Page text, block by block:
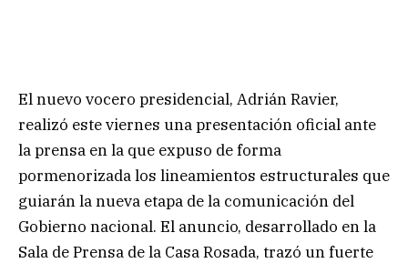
El nuevo vocero presidencial, Adrián Ravier,
realizó este viernes una presentación oficial ante
la prensa en la que expuso de forma
pormenorizada los lineamientos estructurales que
guiarán la nueva etapa de la comunicación del
Gobierno nacional. El anuncio, desarrollado en la
Sala de Prensa de la Casa Rosada, trazó un fuerte